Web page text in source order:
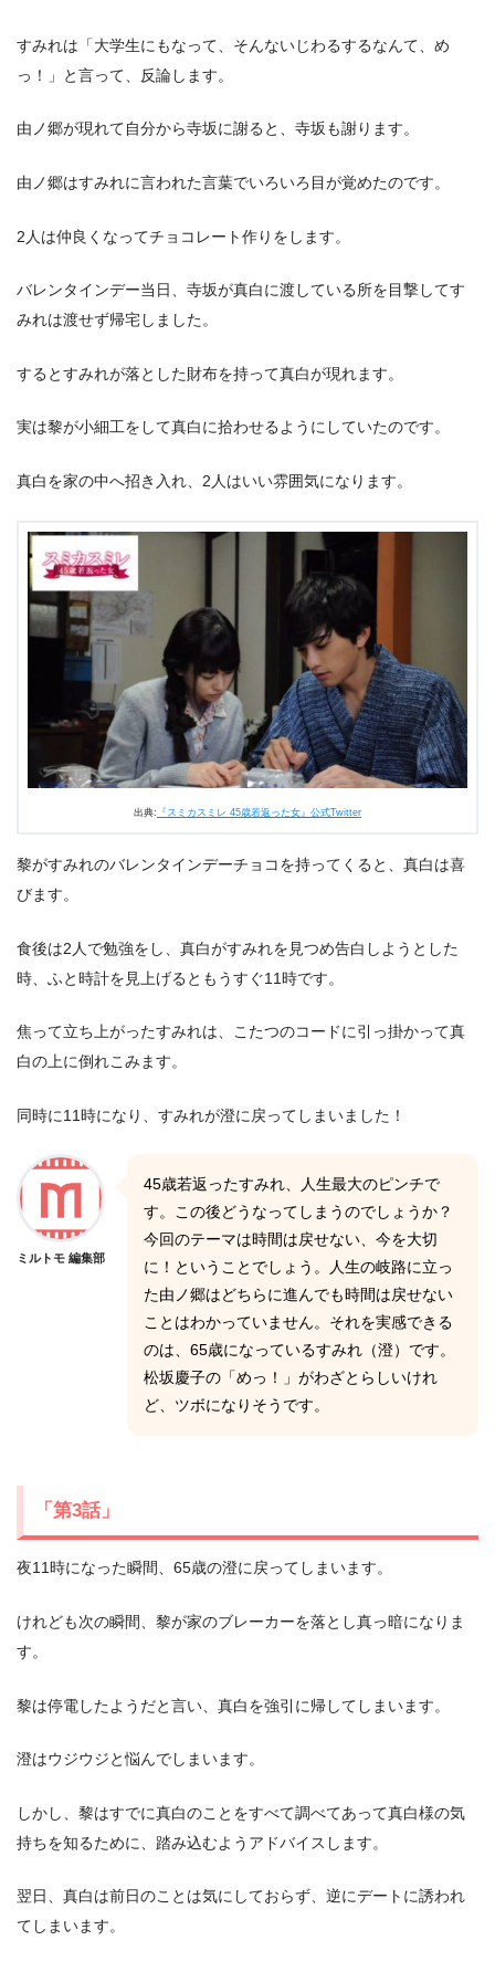
すみれは「大学生にもなって、そんないじわるするなんて、め
っ！」と言って、反論します。
由ノ郷が現れて自分から寺坂に謝ると、寺坂も謝ります。
由ノ郷はすみれに言われた言葉でいろいろ目が覚めたのです。
2人は仲良くなってチョコレート作りをします。
バレンタインデー当日、寺坂が真白に渡している所を目撃してす
みれは渡せず帰宅しました。
するとすみれが落とした財布を持って真白が現れます。
実は黎が小細工をして真白に拾わせるようにしていたのです。
真白を家の中へ招き入れ、2人はいい雰囲気になります。
出典: 『スミカスミレ 45歳若返った女』公式Twitter
黎がすみれのバレンタインデーチョコを持ってくると、真白は喜
びます。
食後は2人で勉強をし、真白がすみれを見つめ告白しようとした
時、ふと時計を見上げるともうすぐ11時です。
焦って立ち上がったすみれは、こたつのコードに引っ掛かって真
白の上に倒れこみます。
同時に11時になり、すみれが澄に戻ってしまいました！
ミルトモ 編集部
45歳若返ったすみれ、人生最大のピンチで
す。この後どうなってしまうのでしょうか？
今回のテーマは時間は戻せない、今を大切
に！ということでしょう。人生の岐路に立っ
た由ノ郷はどちらに進んでも時間は戻せない
ことはわかっていません。それを実感できる
のは、65歳になっているすみれ（澄）です。
松坂慶子の「めっ！」がわざとらしいけれ
ど、ツボになりそうです。
「第3話」
夜11時になった瞬間、65歳の澄に戻ってしまいます。
けれども次の瞬間、黎が家のブレーカーを落とし真っ暗になりま
す。
黎は停電したようだと言い、真白を強引に帰してしまいます。
澄はウジウジと悩んでしまいます。
しかし、黎はすでに真白のことをすべて調べてあって真白様の気
持ちを知るために、踏み込むようアドバイスします。
翌日、真白は前日のことは気にしておらず、逆にデートに誘われ
てしまいます。